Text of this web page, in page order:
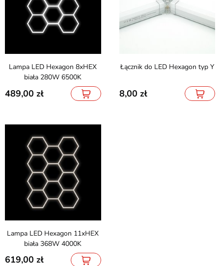
Lampa LED Hexagon 8xHEX
biała 280W 6500K
489,00
Łącznik do LED Hexagon typ Y
8,00
Lampa LED Hexagon 11xHEX
biała 368W 4000K
619,00